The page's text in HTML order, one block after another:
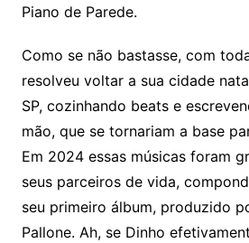
Piano de Parede.
Como se não bastasse, com
resolveu voltar a sua cidade
SP, cozinhando beats e
mão, que se tornariam a base
Em 2024 essas músicas foram
seus parceiros de vida,
seu primeiro álbum, produzido
Pallone. Ah, se Dinho